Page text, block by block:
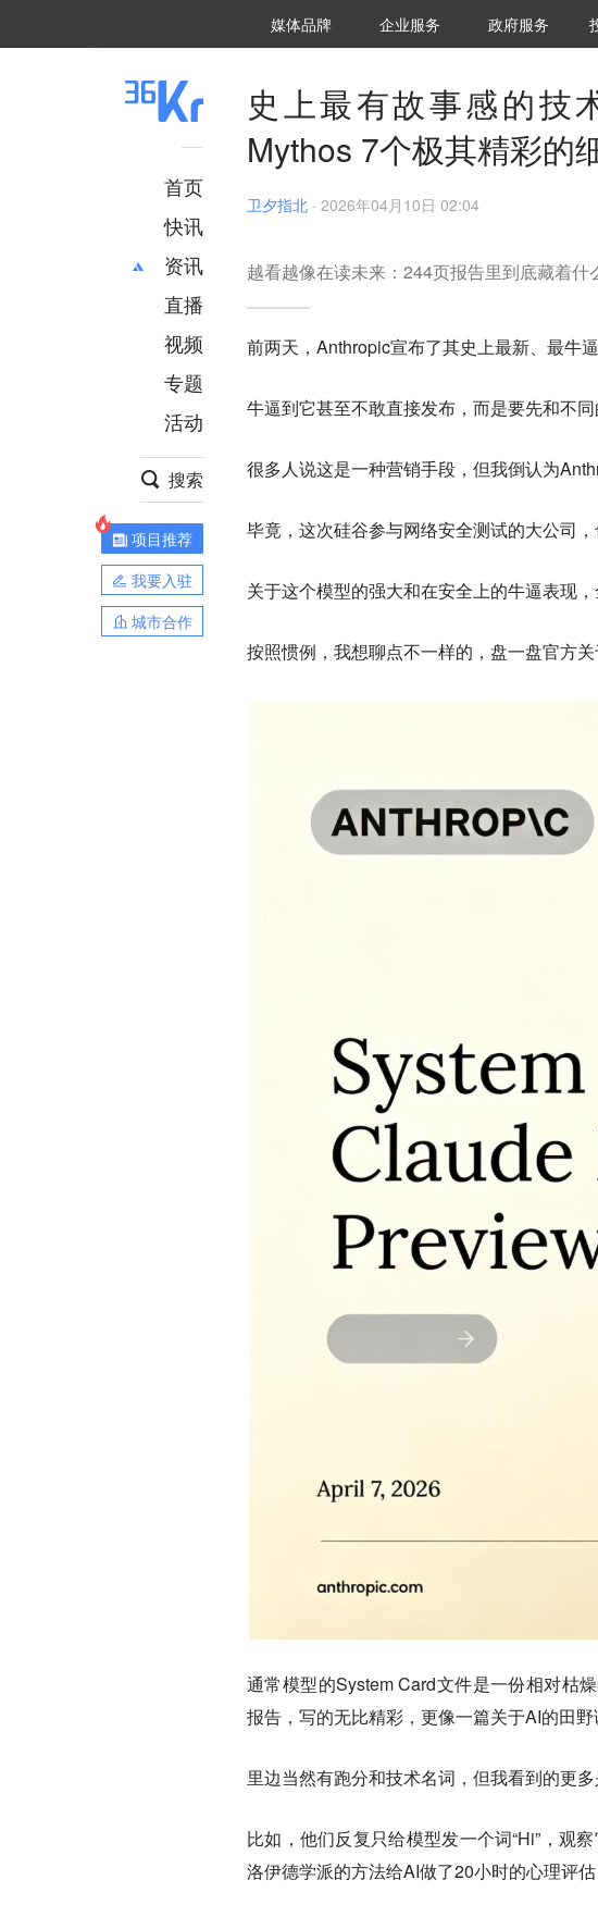
媒体品牌 36Kr研究院
企业服务 城市之窗
政府服务 投
首页
快讯
资讯
推荐
财经
项目推荐
安徽
直播
视频
专题
活动
搜索
项目推荐
我要入驻
城市合作
史上最有故事感的
Mythos 7个极其精彩的
卫夕指北 · 2026年04月10日 02:04
越看越像在读未来：244页报告里到底藏着什
前两天，Anthropic宣布了其史上最新、最牛
牛逼到它甚至不敢直接发布，而是要先和不同
很多人说这是一种营销手段，但我倒认为
毕竟，这次硅谷参与网络安全测试的大公司，
关于这个模型的强大和在安全上的牛逼表现
按照惯例，我想聊点不一样的，盘一盘官方
通常模型的System Card文件是一份相对枯
报告，写的无比精彩，更像一篇关于AI的田野
里边当然有跑分和技术名词，但我看到的更
比如，他们反复只给模型发一个词“Hi”，观
洛伊德学派的方法给AI做了20小时的心理评估